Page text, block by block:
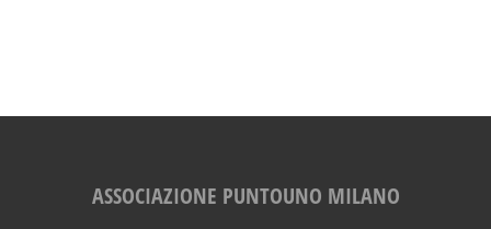
ASSOCIAZIONE PUNTOUNO MILANO